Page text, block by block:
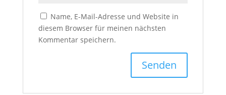
Name, E-Mail-Adresse und Website in
diesem Browser für meinen nächsten
Kommentar speichern.